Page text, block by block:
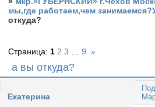
мы,где работаем,чем
откуда?
а вы откуда?
Страница: 1 2 3 9 »
Екатерина